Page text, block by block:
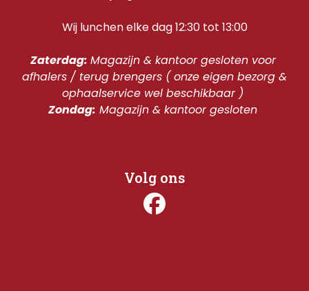
Wij lunchen elke dag 12:30 tot 13:00
Zaterdag: Magazijn & kantoor gesloten voor
afhalers / terug brengers ( onze eigen bezorg &
ophaalservice wel beschikbaar )
Zondag: Magazijn & kantoor gesloten
Volg ons